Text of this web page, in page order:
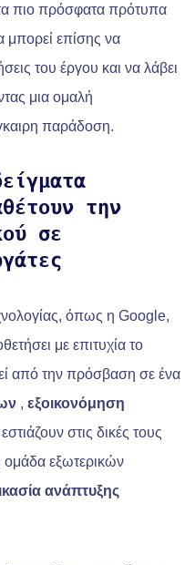
πιο πρόσφατα πρότυπα
μπορεί επίσης να
του έργου και να λάβει
μια ομαλή
παράδοση.
την
σε
όπως η Google,
με επιτυχία το
από την πρόσβαση σε ένα
, εξοικονόμηση
στις δικές τους
εξωτερικών
ανάπτυξης